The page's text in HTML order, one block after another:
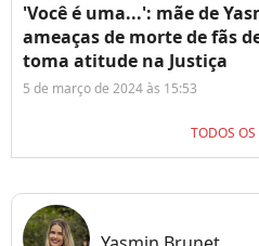
'Você é uma...': mãe de
ameaças de morte de fãs
toma atitude na Justiça
5 de março de 2024 às 15:53
TODOS OS